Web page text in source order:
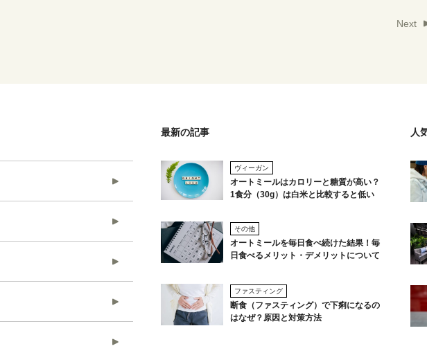
Next
最新の記事
ヴィーガン
オートミールはカロリーと糖質が高い？
1食分（30g）は白米と比較すると低い
その他
オートミールを毎日食べ続けた結果！毎
日食べるメリット・デメリットについて
ファスティング
断食（ファスティング）で下痢になるの
はなぜ？原因と対策方法
人